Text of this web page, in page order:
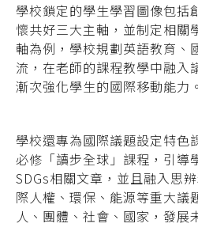
學校鎖定的學生學習圖像包括
懷共好三大主軸，並制定相關
軸為例，學校規劃英語教育、
流，在老師的課程教學中融入
漸次強化學生的國際移動能力。
學校還專為國際議題設定特色
必修「讀步全球」課程，引導
SDGs相關文章，並且融入思
際人權、環保、能源等重大議
人、團體、社會、國家，發展